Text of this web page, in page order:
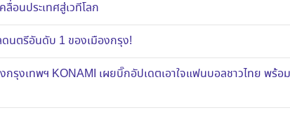
อนประเทศสู่เวทีโลก
นตรีอันดับ 1 ของเมืองกรุง!
กรุงเทพฯ KONAMI เผยบิ๊กอัปเดตเอาใจแฟนบอลชาวไทย พ